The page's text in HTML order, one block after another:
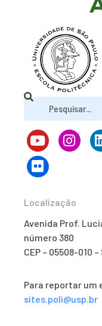
Localização
Avenida Prof.
número 380
CEP – 05508-010
Para reportar um
sites.poli@usp.br